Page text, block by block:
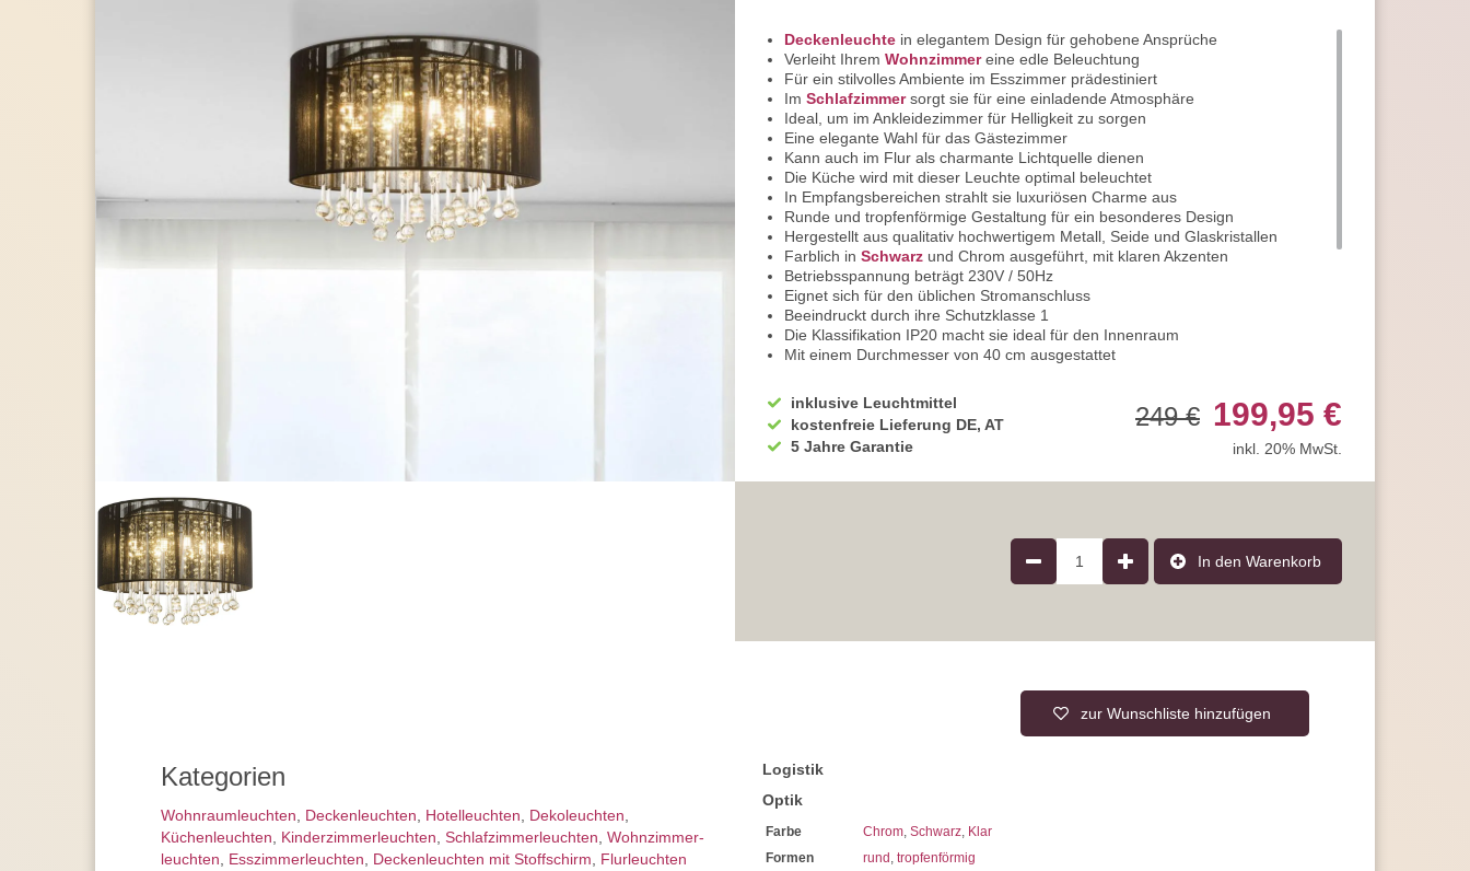
Deckenleuchte in elegantem Design für gehobene Ansprüche
Verleiht Ihrem Wohnzimmereine edle Beleuchtung
Für ein stilvolles Ambiente im Esszimmer prädestiniert
Im Schlafzimmersorgt sie für eine einladende Atmosphäre
Ideal, um im Ankleidezimmer für Helligkeit zu sorgen
Eine elegante Wahl für das Gästezimmer
Kann auch im Flur als charmante Lichtquelle dienen
Die Küche wird mit dieser Leuchte optimal beleuchtet
In Empfangsbereichen strahlt sie luxuriösen Charme aus
Runde und tropfenförmige Gestaltung für ein besonderes Design
Hergestellt aus qualitativ hochwertigem Metall, Seide und Glaskristallen
Farblich in Schwarz und Chrom ausgeführt, mit klaren Akzenten
Betriebsspannung beträgt 230V / 50Hz
Eignet sich für den üblichen Stromanschluss
Beeindruckt durch ihre Schutzklasse 1
Die Klassifikation IP20 macht sie ideal für den Innenraum
Mit einem Durchmesser von 40 cm ausgestattet
Verbaut ist die Leuchtmittelfassung G9
Inklusive 8 x 3 Watt LED-Leuchtmittel
Mit einer Lichtleistung von jeweils 280 Lumen
Erstrahlt in einem warmweißen Licht von 3000 Kelvin
inklusive Leuchtmittel
kostenfreie Lieferung DE, AT
5 Jahre Garantie
249 € 199,95 €
inkl. 20% MwSt.
1 In den Warenkorb
zur Wunschliste hinzufügen
Kategorien
Wohnraum­leuchten, Decken­leuchten, Hotelleuchten, Dekoleuchten,
Küchenleuchten, Kinderzimmer­leuchten, Schlafzimmer­leuchten, Wohnzimmer­
leuchten, Esszimmer­­leuchten, Deckenleuchten mit Stoffschirm, Flurleuchten
Logistik
Optik
Farbe Chrom, Schwarz, Klar
Formen
rund , tropfenförmig